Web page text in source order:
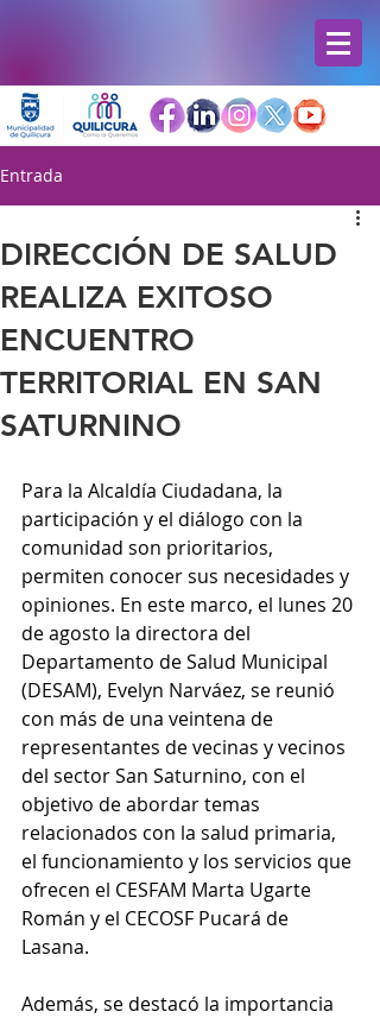
Entrada
DIRECCIÓN DE SALUD
REALIZA EXITOSO
ENCUENTRO
TERRITORIAL EN SAN
SATURNINO
Para la Alcaldía Ciudadana, la
participación y el diálogo con la
comunidad son prioritarios,
permiten conocer sus necesidades y
opiniones. En este marco, el lunes 20
de agosto la directora del
Departamento de Salud Municipal
(DESAM), Evelyn Narváez, se reunió
con más de una veintena de
representantes de vecinas y vecinos
del sector San Saturnino, con el
objetivo de abordar temas
relacionados con la salud primaria,
el funcionamiento y los servicios que
ofrecen el CESFAM Marta Ugarte
Román y el CECOSF Pucará de
Lasana.
Además, se destacó la importancia